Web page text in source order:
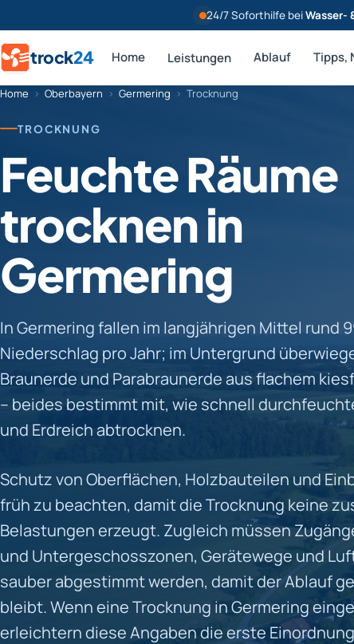
24/7 Soforthilfe beiWasser-
trock24 Home Leistungen Ablauf Tipps,
Home › Oberbayern › Germering › Trocknung
TROCKNUNG
Feuchte Räume
trocknen in
Germering
In Germering fallen im langjährigen Mittel rund
Niederschlag pro Jahr; im Untergrund
Braunerde und Parabraunerde aus flachem
– beides bestimmt mit, wie schnell
und Erdreich abtrocknen.
Schutz von Oberflächen, Holzbauteilen und
früh zu beachten, damit die Trocknung keine
Belastungen erzeugt. Zugleich müssen
und Untergeschosszonen, Gerätewege und
sauber abgestimmt werden, damit der Ablauf
bleibt. Wenn eine Trocknung in Germering
erleichtern diese Angaben die erste